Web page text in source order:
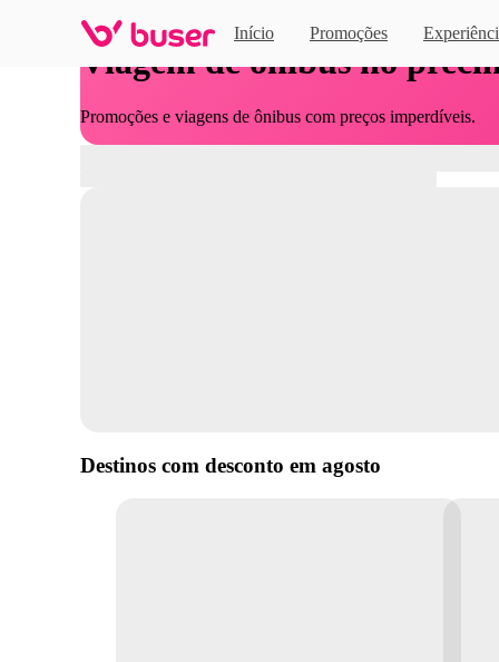
Início Promoções
Viagem de ônibus no
Promoções e viagens de ônibus com preços imperdíveis.
Destinos com desconto em agosto